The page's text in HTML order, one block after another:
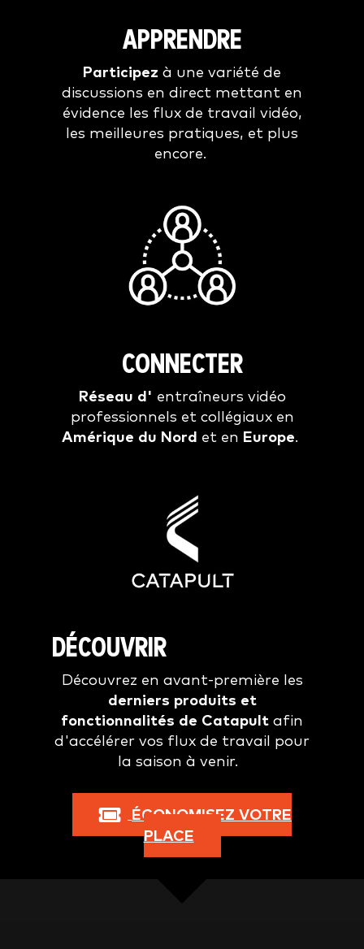
APPRENDRE
Participez à une variété de
discussions en direct mettant en
évidence les flux de travail vidéo,
les meilleures pratiques, et plus
encore.
CONNECTER
Réseau d' entraîneurs vidéo
professionnels et collégiaux en
Amérique du Nord et en Europe.
DÉCOUVRIR
Découvrez en avant-première les
derniers produits et
fonctionnalités de Catapult afin
d'accélérer vos flux de travail pour
la saison à venir.
ÉCONOMISEZ VOTRE
PLACE